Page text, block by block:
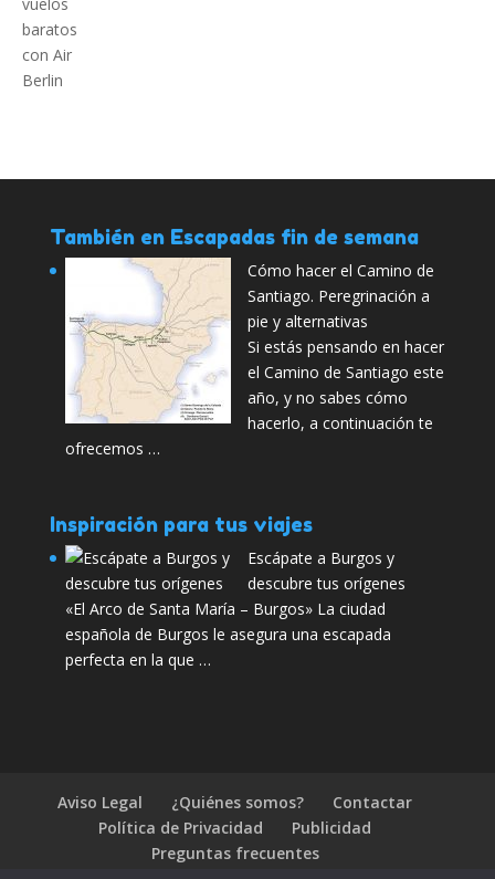
También en Escapadas fin de semana
Cómo hacer el Camino de
Santiago. Peregrinación a
pie y alternativas
Si estás pensando en hacer
el Camino de Santiago este
año, y no sabes cómo
hacerlo, a continuación te
ofrecemos …
Inspiración para tus viajes
Escápate a Burgos y
descubre tus orígenes
«El Arco de Santa María – Burgos» La ciudad
española de Burgos le asegura una escapada
perfecta en la que …
Aviso Legal ¿Quiénes somos?
Contactar
Política de Privacidad
Publicidad
Preguntas frecuentes